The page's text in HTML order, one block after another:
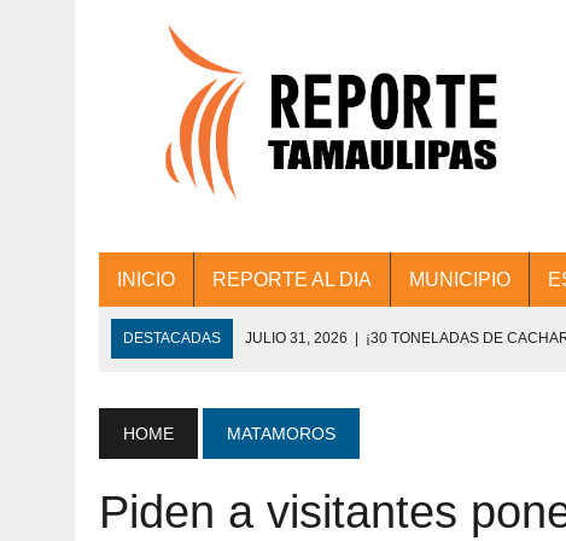
INICIO REPORTE AL DIA MUNICIPIO
DESTACADAS JULIO 31, 2026 | ¡30 TONELADAS DE
JULIO 30, 2026 | 💧🚰 ¡AGUA PARA LA COMUNIDAD!
JULIO 30, 2026 ¡TRABAJO EN EQUIPO Y RESULTADOS!
HOME MATAMOROS
Piden a visitantes